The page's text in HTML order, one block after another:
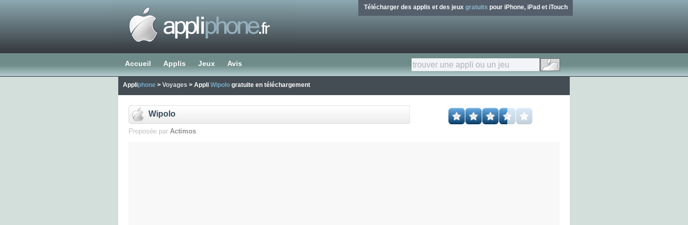
Télécharger des applis et des jeux gratuits pour iPhone, iPad et iTouch
Accueil Applis Jeux Avis
Appliphone > Voyages > Appli Wipolo gratuite en téléchargement
Wipolo
Proposée par Actimos